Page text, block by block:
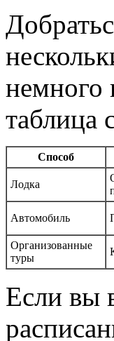
немного
таблица
Способ
Лодка
Автомобиль
Организованные
туры
Если вы